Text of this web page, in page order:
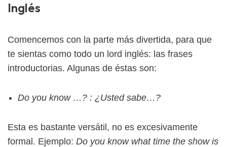
Inglés
Comencemos con la parte más divertida, para que
te sientas como todo un lord inglés: las frases
introductorias. Algunas de éstas son:
Do you know …? : ¿Usted sabe…?
Esta es bastante versátil, no es excesivamente
formal. Ejemplo: Do you know what time the show is